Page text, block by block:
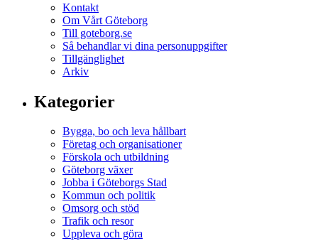
Kontakt
Om Vårt Göteborg
Till goteborg.se
Så behandlar vi dina personuppgifter
Tillgänglighet
Arkiv
Kategorier
Bygga, bo och leva hållbart
Företag och organisationer
Förskola och utbildning
Göteborg växer
Jobba i Göteborgs Stad
Kommun och politik
Omsorg och stöd
Trafik och resor
Uppleva och göra